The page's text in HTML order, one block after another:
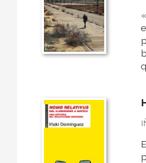
MATERIAS
Teoría sociológica
Sociedad actual
NUESTRAS